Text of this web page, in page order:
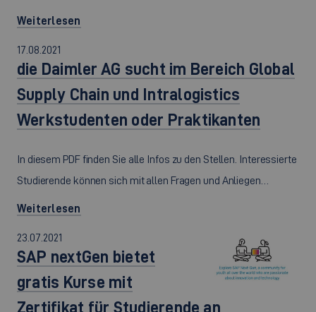
Weiterlesen
17.08.2021
die Daimler AG sucht im Bereich Global
Supply Chain und Intralogistics
Werkstudenten oder Praktikanten
In diesem PDF finden Sie alle Infos zu den Stellen. Interessierte
Studierende können sich mit allen Fragen und Anliegen…
Weiterlesen
23.07.2021
SAP nextGen bietet
gratis Kurse mit
Zertifikat für Studierende an